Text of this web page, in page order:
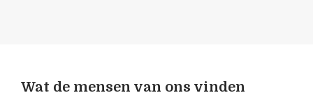
Wat de mensen van ons vinden